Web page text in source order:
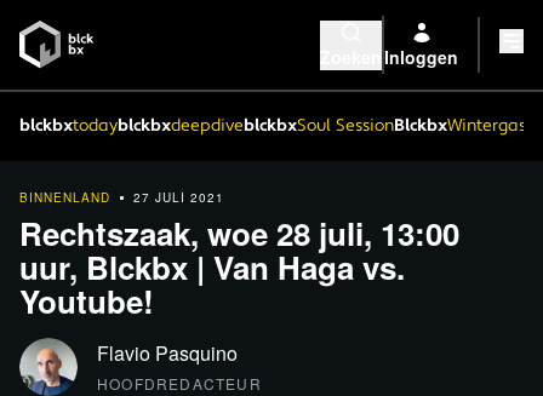
Inloggen
blckbxtodayblckbxdeepdiveblckbxSoul SessionBlckbx
BINNENLAND 27 JULI 2021
Rechtszaak, woe 28 juli, 13:00
uur, Blckbx | Van Haga vs.
Youtube!
Flavio Pasquino
HOOFDREDACTEUR